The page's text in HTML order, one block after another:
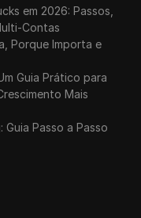
em 2026: Passos,
Contas
Porque Importa e
Guia Prático para
Mais
Passo a Passo